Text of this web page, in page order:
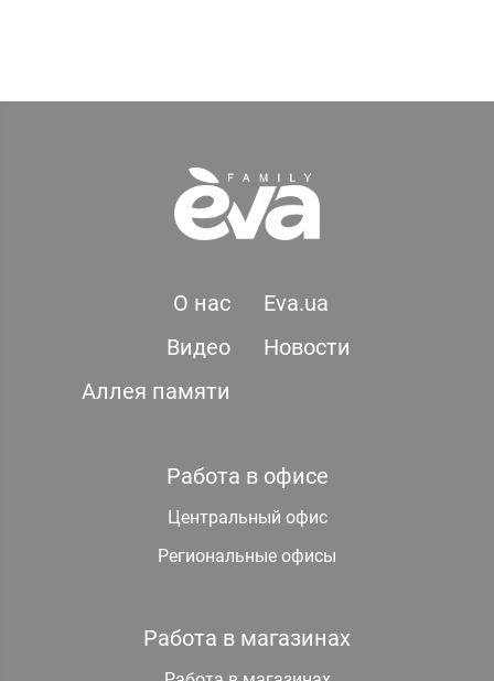
О нас
Eva.ua
Видео
Новости
Аллея памяти
Работа в офисе
Центральный офис
Региональные офисы
Работа в магазинах